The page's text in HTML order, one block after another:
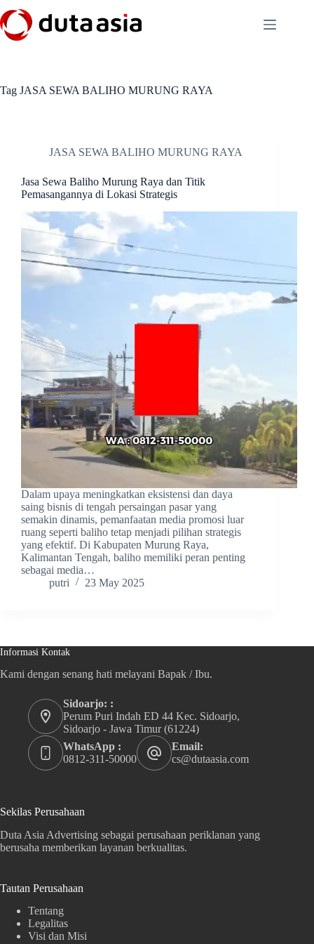
to
content
Tag JASA SEWA BALIHO MURUNG RAYA
JASA SEWA BALIHO MURUNG RAYA
Jasa Sewa Baliho Murung Raya dan Titik
Pemasangannya di Lokasi Strategis
Dalam upaya meningkatkan eksistensi dan daya
saing bisnis di tengah persaingan pasar yang
semakin dinamis, pemanfaatan media promosi luar
ruang seperti baliho tetap menjadi pilihan strategis
yang efektif. Di Kabupaten Murung Raya,
Kalimantan Tengah, baliho memiliki peran penting
sebagai media…
putri
23 May 2025
Informasi Kontak
Kami dengan senang hati melayani Bapak / Ibu.
Sidoarjo: :
Perum Puri Indah ED 44 Kec. Sidoarjo,
Sidoarjo - Jawa Timur (61224)
WhatsApp :
0812-311-50000
Email:
cs@dutaasia.com
Sekilas Perusahaan
Duta Asia Advertising sebagai perusahaan periklanan yang
berusaha memberikan layanan berkualitas.
Tautan Perusahaan
Tentang
Legalitas
Visi dan Misi